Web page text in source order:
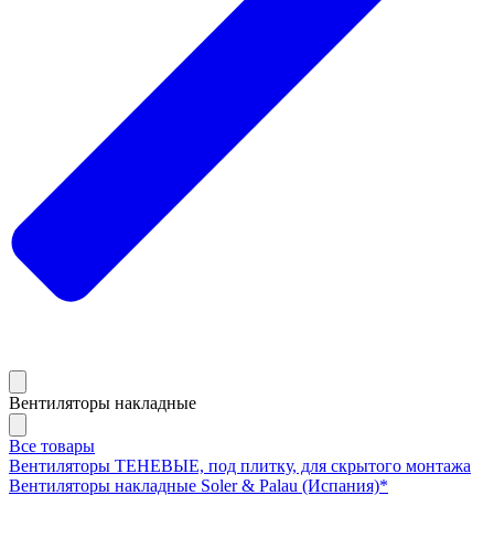
Вентиляторы накладные
Все товары
Вентиляторы ТЕНЕВЫЕ, под плитку, для скрытого монтажа
Вентиляторы накладные Soler & Palau (Испания)*